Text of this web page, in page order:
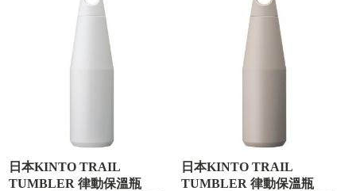
日本KINTO TRAIL
TUMBLER 律動保溫瓶
日本KINTO TRAIL
TUMBLER 律動保溫瓶